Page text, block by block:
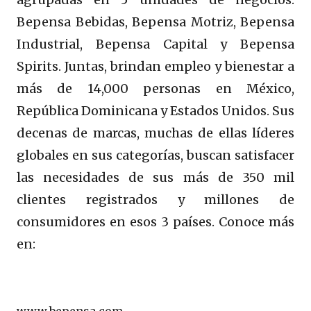
Bepensa Bebidas, Bepensa Motriz, Bepensa
Industrial, Bepensa Capital y Bepensa
Spirits. Juntas, brindan empleo y bienestar a
más de 14,000 personas en México,
República Dominicana y Estados Unidos. Sus
decenas de marcas, muchas de ellas líderes
globales en sus categorías, buscan satisfacer
las necesidades de sus más de 350 mil
clientes registrados y millones de
consumidores en esos 3 países. Conoce más
en: